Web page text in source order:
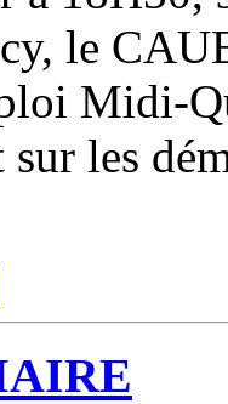
le
Midi-
les